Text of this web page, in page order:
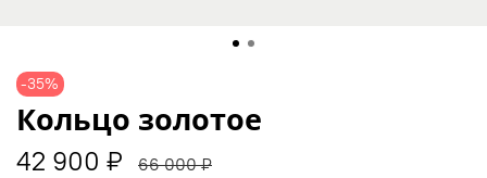
-35%
Кольцо золотое
42 900 ₽ 66 000 ₽